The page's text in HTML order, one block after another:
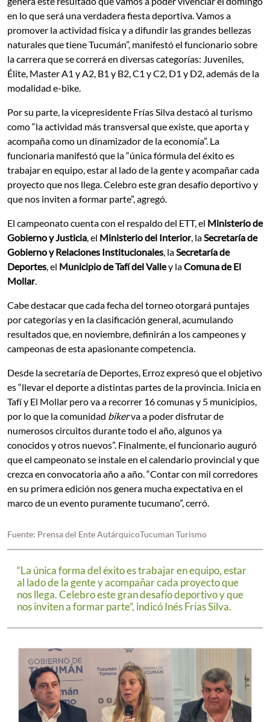
“La única forma del éxito es trabajar en equipo, estar
al lado de la gente y acompañar cada proyecto que
nos llega. Celebro este gran desafío deportivo y que
nos inviten a formar parte”, indicó Inés Frías Silva.
en lo que será una verdadera fiesta deportiva. Vamos a
promover la actividad física y a difundir las grandes bellezas
naturales que tiene Tucumán”, manifestó el funcionario sobre
la carrera que se correrá en diversas categorías: Juveniles,
Élite, Master A1 y A2, B1 y B2, C1 y C2, D1 y D2, además de la
modalidad e-bike.
Por su parte, la vicepresidente Frías Silva destacó al turismo
como “la actividad más transversal que existe, que aporta y
acompaña como un dinamizador de la economía”. La
funcionaria manifestó que la “única fórmula del éxito es
trabajar en equipo, estar al lado de la gente y acompañar cada
proyecto que nos llega. Celebro este gran desafío deportivo y
que nos inviten a formar parte”, agregó.
El campeonato cuenta con el respaldo del ETT, el Ministerio de
Gobierno y Justicia, el Ministerio del Interior, laSecretaría de
Gobierno y Relaciones Institucionales, laSecretaría de
Deportes, el Municipio de Tafí del Valley laComuna de El
Mollar.
Cabe destacar que cada fecha del torneo otorgará puntajes
por categorías y en la clasificación general, acumulando
resultados que, en noviembre, definirán a los campeones y
campeonas de esta apasionante competencia.
Desde la secretaría de Deportes, Erroz expresó que el objetivo
es “llevar el deporte a distintas partes de la provincia. Inicia en
Tafí y El Mollar pero va a recorrer 16 comunas y 5 municipios,
por lo que la comunidad bikerva a poder disfrutar de
numerosos circuitos durante todo el año, algunos ya
conocidos y otros nuevos”. Finalmente, el funcionario auguró
que el campeonato se instale en el calendario provincial y que
crezca en convocatoria año a año. “Contar con mil corredores
en su primera edición nos genera mucha expectativa en el
marco de un evento puramente tucumano”, cerró.
Fuente: Prensa del Ente AutárquicoTucuman Turismo